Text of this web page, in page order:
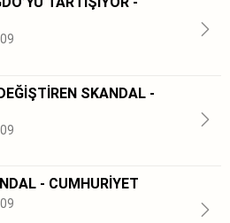
SKANDAL -
- CUMHURİYET